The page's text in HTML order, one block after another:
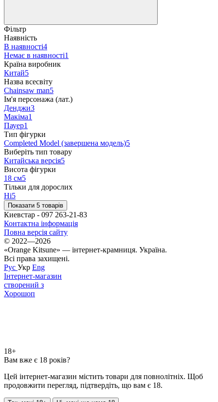
Фільтр
Наявність
В наявності4
Немає в наявності1
Країна виробник
Китай5
Назва всесвіту
Chainsaw man5
Ім'я персонажа (лат.)
Денджи3
Макіма1
Пауер1
Тип фігурки
Completed Model (завершена модель)5
Виберіть тип товару
Китайська версія5
Висота фігурки
18 см5
Тільки для дорослих
Ні5
Показати 5 товарів
Киевстар - 097 263-21-83
Контактна інформація
Повна версія сайту
© 2022—2026
«Orange Kitsune» — інтернет-крамниця. Україна.
Всі права захищені.
Рус Укр Eng
Інтернет-магазин
створений з
Хорошоп
18+
Вам вже є 18 років?
Цей інтернет-магазин містить товари для повнолітніх. Щоб
продовжити перегляд, підтвердіть, що вам є 18.